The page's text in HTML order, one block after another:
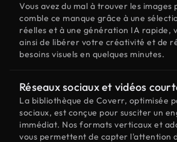
Vous avez du mal à trouver les
comble ce manque grâce à une
réelles et à une génération IA rapide,
ainsi de libérer votre créativité et de
besoins visuels en quelques minutes.
Réseaux sociaux et vidéos
La bibliothèque de Coverr, optimisée
sociaux, est conçue pour susciter un
immédiat. Nos formats verticaux et
vous permettent de capter l'attention